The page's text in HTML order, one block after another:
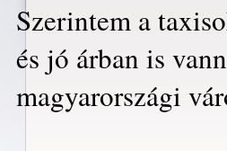
Szerintem a
és jó árban is
magyarországi